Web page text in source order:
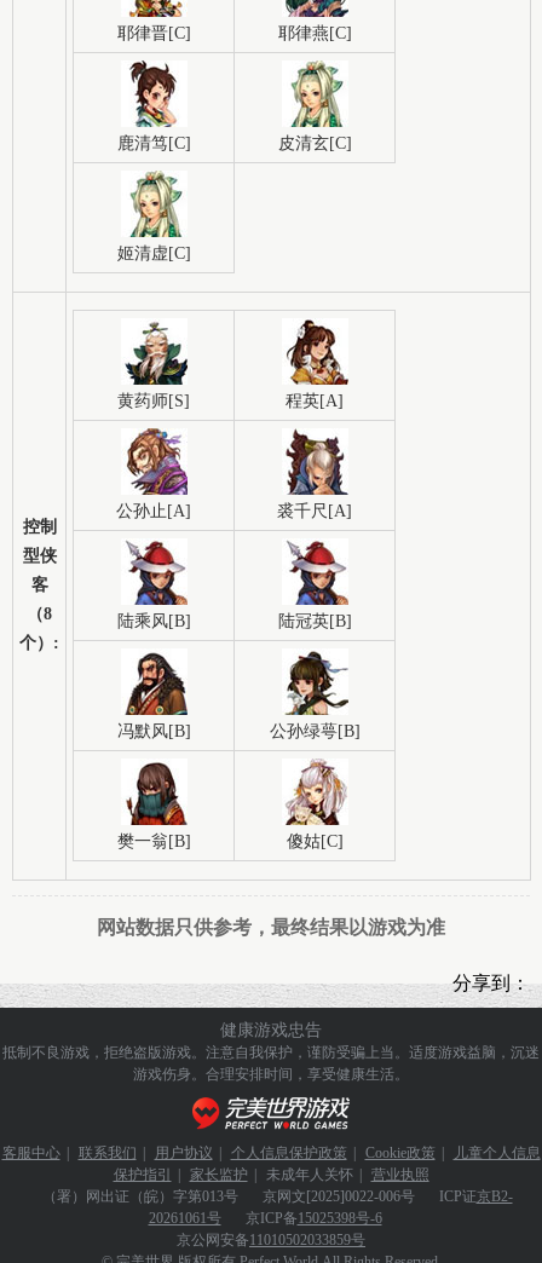
耶律晋[C] 耶律燕[C]
鹿清笃[C] 皮清玄[C]
姬清虚[C]
控制
型侠
客
（8
个）:
黄药师[S] 程英[A]
公孙止[A] 裘千尺[A]
陆乘风[B] 陆冠英[B]
冯默风[B] 公孙绿萼[B]
樊一翁[B] 傻姑[C]
网站数据只供参考，最终结果以游戏为准
分享到：
健康游戏忠告
抵制不良游戏，拒绝盗版游戏。注意自我保护，谨防受骗上当。 适度游戏益脑，沉迷
游戏伤身。合理安排时间，享受健康生活。
客服中心 | 联系我们 | 用户协议 | 个人信息保护政策 | Cookie政策 |
儿童个人信息
保护指引 | 家长监护 | 未成年人关怀 |
营业执照
（署）网出证（皖）字第013号
京网文[2025]0022-006号 ICP证京B2-
20261061号
京ICP备15025398号-6
京公网安备11010502033859号